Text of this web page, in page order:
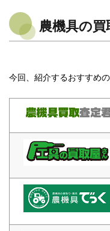
農機具の
今回、紹介するおすすめ